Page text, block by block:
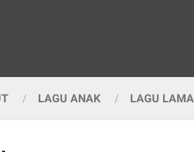
LAGU ANAK LAGU LAMA